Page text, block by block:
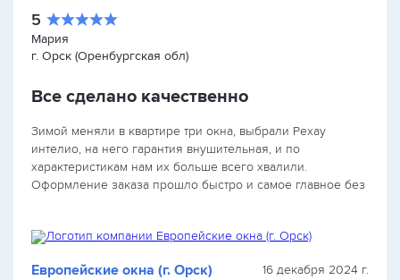
5
Мария
г. Орск (Оренбургская обл)
Все сделано качественно
Зимой меняли в квартире три окна, выбрали Рехау
интелио, на него гарантия внушительная, и по
характеристикам нам их больше всего хвалили.
Оформление заказа прошло быстро и самое главное без
Европейские окна (г. Орск) 16 декабря 2024 г.